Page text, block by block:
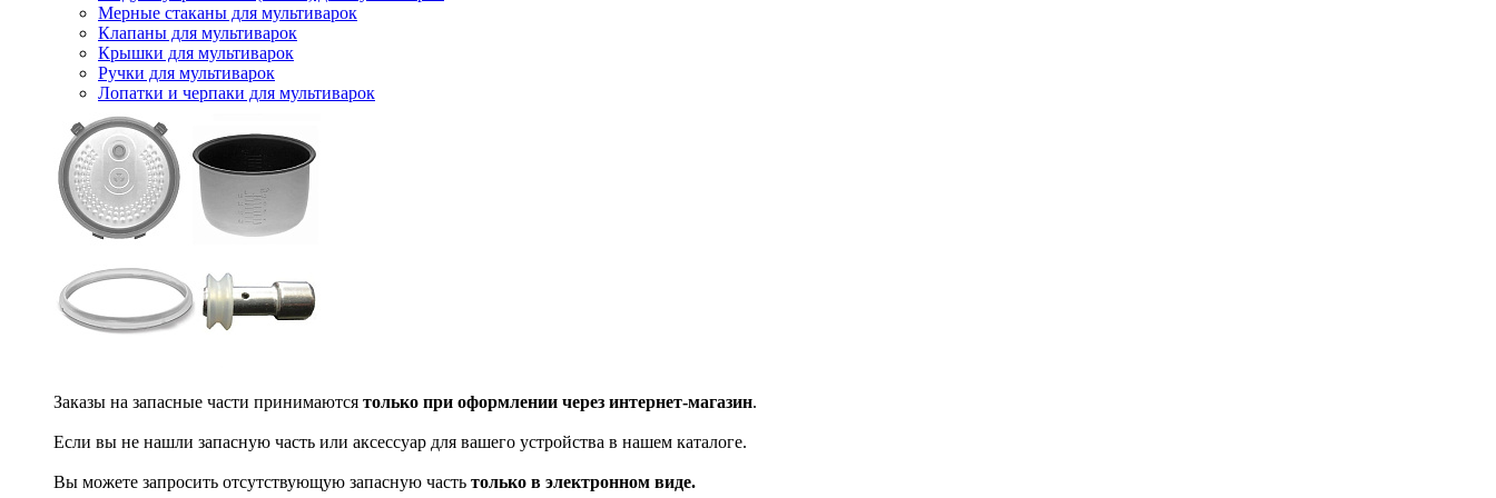
Мерные стаканы для мультиварок
Клапаны для мультиварок
Крышки для мультиварок
Ручки для мультиварок
Лопатки и черпаки для мультиварок
Заказы на запасные части принимаются только при оформлении через интернет-магазин.
Если вы не нашли запасную часть или аксессуар для вашего устройства в нашем каталоге.
Вы можете запросить отсутствующую запасную часть только в электронном виде.